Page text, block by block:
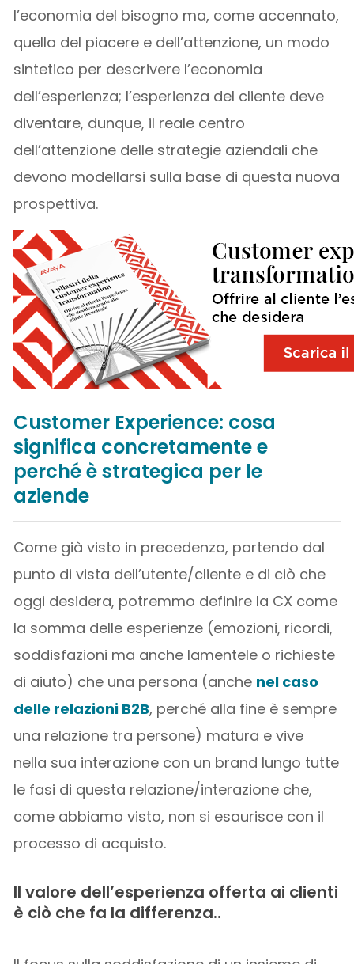
l’economia del bisogno ma, come accennato,
quella del piacere e dell’attenzione, un modo
sintetico per descrivere l’economia
dell’esperienza; l’esperienza del cliente deve
diventare, dunque, il reale centro
dell’attenzione delle strategie aziendali che
devono modellarsi sulla base di questa nuova
prospettiva.
Customer Experience: cosa
significa concretamente e
perché è strategica per le
aziende
Come già visto in precedenza, partendo dal
punto di vista dell’utente/cliente e di ciò che
oggi desidera, potremmo definire la CX come
la somma delle esperienze (emozioni, ricordi,
soddisfazioni ma anche lamentele o richieste
di aiuto) che una persona (anche nel caso
delle relazioni B2B, perché alla fine è sempre
una relazione tra persone) matura e vive
nella sua interazione con un brand lungo tutte
le fasi di questa relazione/interazione che,
come abbiamo visto, non si esaurisce con il
processo di acquisto.
Il valore dell’esperienza offerta ai clienti
è ciò che fa la differenza..